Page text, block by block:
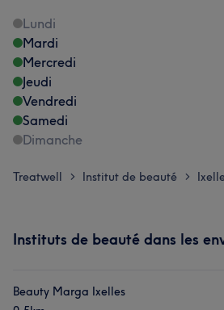
Lundi
Mardi
Mercredi
Jeudi
Vendredi
Samedi
Dimanche
Treatwell > Institut de beauté >
Instituts de beauté dans les
Beauty Marga Ixelles